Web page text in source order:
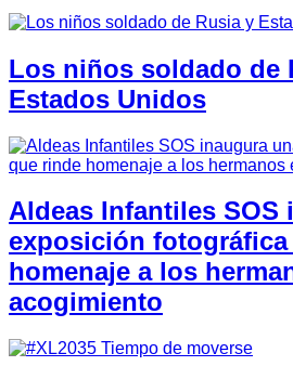
Los niños soldado de
Estados Unidos
Aldeas Infantiles SOS
exposición
homenaje a los
acogimiento